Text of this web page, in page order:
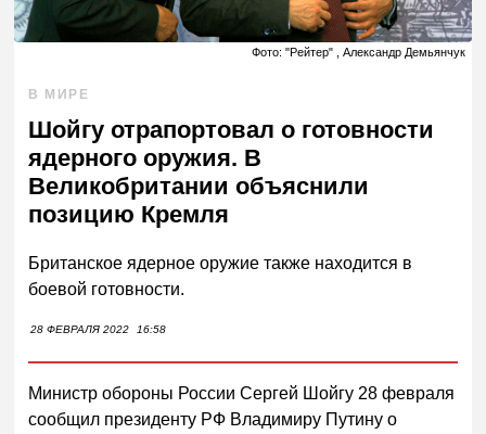
Фото: "Рейтер" , Александр Демьянчук
В МИРЕ
Шойгу отрапортовал о готовности
ядерного оружия. В
Великобритании объяснили
позицию Кремля
Британское ядерное оружие также находится в
боевой готовности.
28 ФЕВРАЛЯ 2022 16:58
Министр обороны России Сергей Шойгу 28 февраля
сообщил президенту РФ Владимиру Путину о